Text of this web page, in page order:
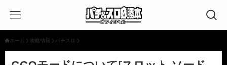
ホーム 攻略情報 パチスロ